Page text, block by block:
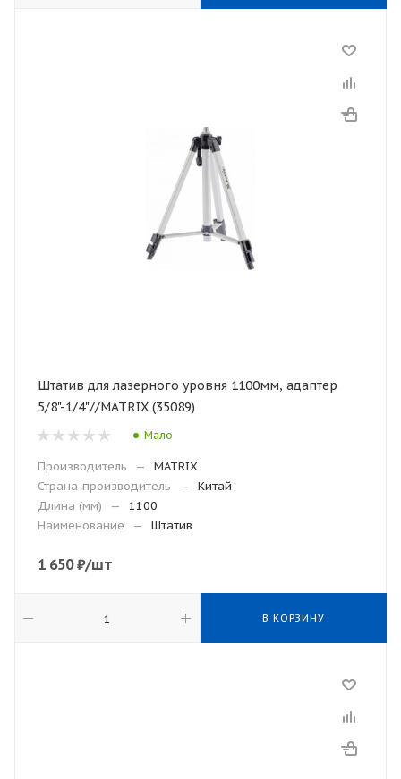
Штатив для лазерного уровня 1100мм, адаптер
5/8"-1/4"//MATRIX (35089)
Мало
Производитель —
MATRIX
Страна-производитель
—
Китай
Длина (мм)
—
1100
Наименование
— Штатив
1 650₽/шт
В КОРЗИНУ